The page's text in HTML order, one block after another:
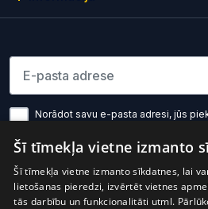
Lūdzu ievadiet e-pasta adresi
Norādot savu e-pasta adresi, jūs
Šī tīmekļa vietne izmanto
Šī tīmekļa vietne izmanto sīkdatnes, lai
lietošanas pieredzi, izvērtēt vietnes
tās darbību un funkcionalitāti utml.